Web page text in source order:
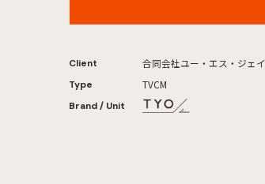
Client 合同会社ユー・エス・ジェイ
Type TVCM
Brand / Unit